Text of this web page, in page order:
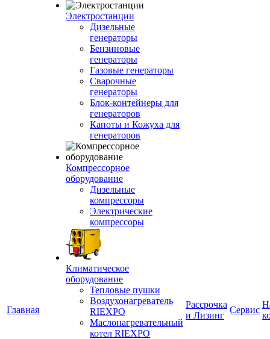
Главная
Электростанции
Дизельные
генераторы
Бензиновые
генераторы
Газовые генераторы
Сварочные
генераторы
Блок-контейнеры для
генераторов
Капоты и Кожуха для
генераторов
Компрессорное
оборудование
Дизельные
компрессоры
Электрические
компрессоры
Климатическое
оборудование
Тепловые пушки
Воздухонагреватель
RIEXPO
Маслонагревательный
котел RIEXPO
Рассрочка
и Лизинг
Сервис